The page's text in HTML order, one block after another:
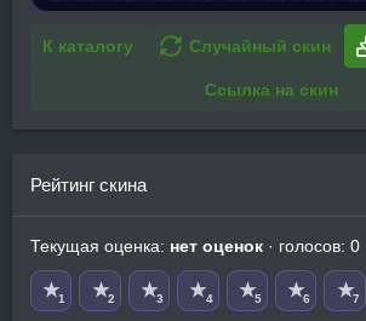
К каталогу Случайный скин
Ссылка на скин
Рейтинг скина
Текущая оценка: нет оценок · голосов: 0
★1 ★2 ★3 ★4 ★5 ★6 ★7